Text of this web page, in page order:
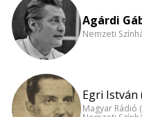
Agárdi
Nemzeti
Egri István
Magyar Rádió